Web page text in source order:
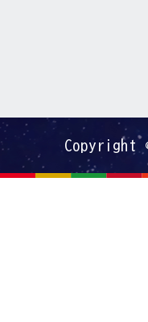
Copyright